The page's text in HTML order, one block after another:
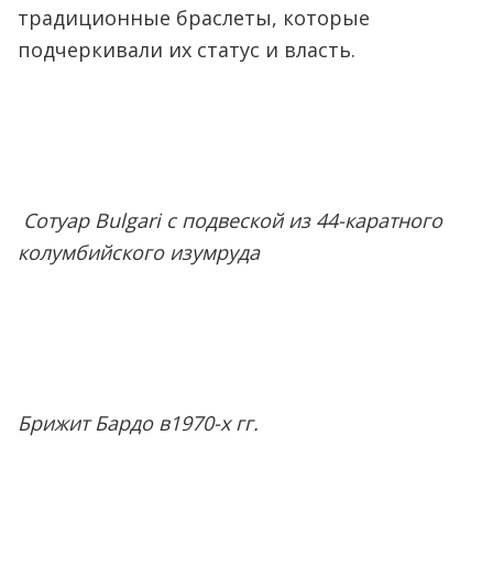
традиционные браслеты, которые
подчеркивали их статус и власть.
Сотуар Bulgari с подвеской из 44-каратного
колумбийского изумруда
Брижит Бардо в1970-х гг.